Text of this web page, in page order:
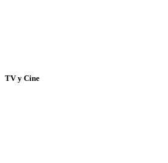
TV y Cine